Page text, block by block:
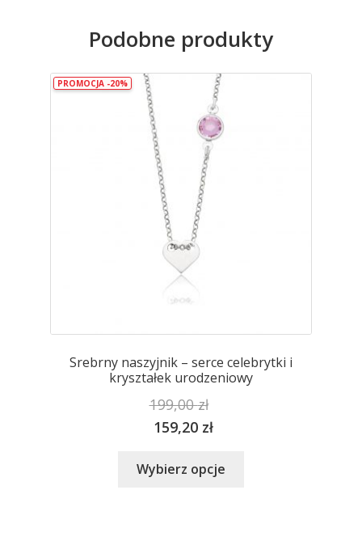
Podobne produkty
PROMOCJA -20%
Srebrny naszyjnik – serce celebrytki i
kryształek urodzeniowy
199,00zł
159,20 zł
Wybierz opcje
wariantów.